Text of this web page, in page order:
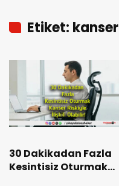
Etiket: kanser
30 Dakikadan Fazla
Kesintisiz Oturmak